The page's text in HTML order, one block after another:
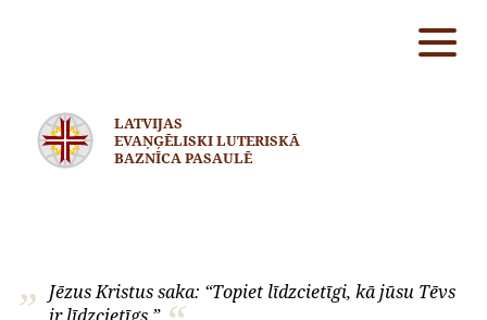
LATVIJAS
EVAŅĢĒLISKI LUTERISKĀ
BAZNĪCA PASAULĒ
Jēzus Kristus saka: “Topiet līdzcietīgi, kā jūsu Tēvs
ir līdzcietīgs.”